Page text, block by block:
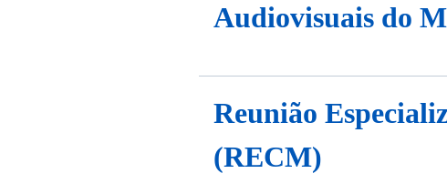
Audiovisuais do
Reunião
(RECM)